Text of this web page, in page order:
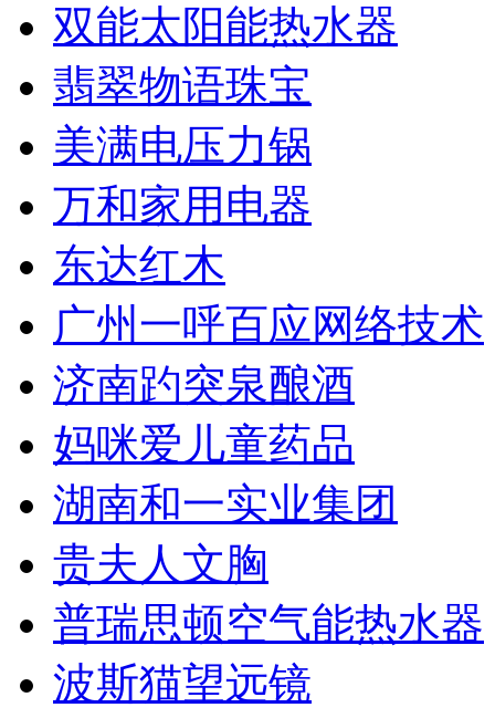
双能太阳能热水器
翡翠物语珠宝
美满电压力锅
万和家用电器
东达红木
广州一呼百应网络技术
济南趵突泉酿酒
妈咪爱儿童药品
湖南和一实业集团
贵夫人文胸
普瑞思顿空气能热水器
波斯猫望远镜